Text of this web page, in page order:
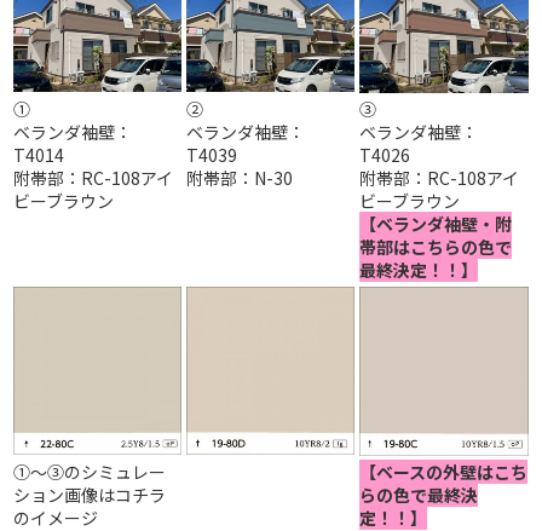
①
ベランダ袖壁：
T4014
附帯部：RC-108アイ
ビーブラウン
②
ベランダ袖壁：
T4039
附帯部：N-30
③
ベランダ袖壁：
T4026
附帯部：RC-108アイ
ビーブラウン
【ベランダ袖壁・附
帯部はこちらの色で
最終決定！！】
①～③のシミュレー
ション画像はコチラ
のイメージ
【ベースの外壁はこち
らの色で最終決
定！！】